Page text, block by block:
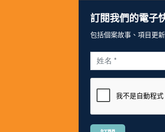
訂閱我們的電子
包括個案故事、項目更
Please